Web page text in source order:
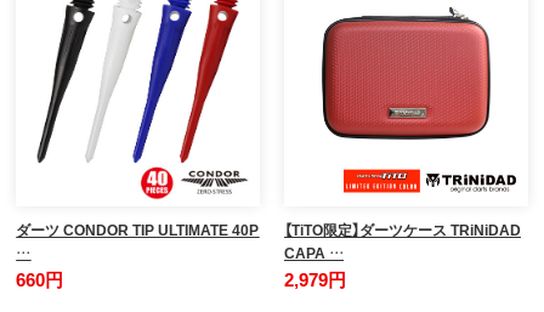
ダーツ CONDOR TIP ULTIMATE 40P
…
660円
【TiTO限定】ダーツケース TRiNiDAD
CAPA …
2,979円